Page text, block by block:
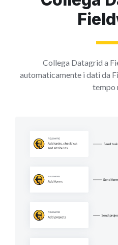
Collega Datagrid a
automaticamente i dati da
tempo